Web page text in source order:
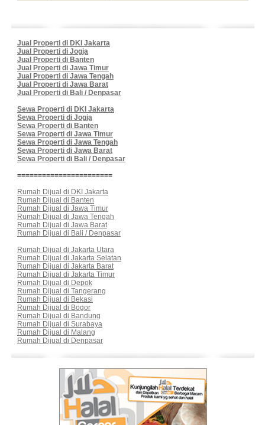
Jual Properti di DKI Jakarta
Jual Properti di Jogja
Jual Properti di Banten
Jual Properti di Jawa Timur
Jual Properti di Jawa Tengah
Jual Properti di Jawa Barat
Jual Properti di Bali / Denpasar
Sewa Properti di DKI Jakarta
Sewa Properti di Jogja
Sewa Properti di Banten
Sewa Properti di Jawa Timur
Sewa Properti di Jawa Tengah
Sewa Properti di Jawa Barat
Sewa Properti di Bali / Denpasar
=======================
Rumah Dijual di DKI Jakarta
Rumah Dijual di Banten
Rumah Dijual di Jawa Timur
Rumah Dijual di Jawa Tengah
Rumah Dijual di Jawa Barat
Rumah Dijual di Bali / Denpasar
Rumah Dijual di Jakarta Utara
Rumah Dijual di Jakarta Selatan
Rumah Dijual di Jakarta Barat
Rumah Dijual di Jakarta Timur
Rumah Dijual di Depok
Rumah Dijual di Tangerang
Rumah Dijual di Bekasi
Rumah Dijual di Bogor
Rumah Dijual di Bandung
Rumah Dijual di Surabaya
Rumah Dijual di Malang
Rumah Dijual di Denpasar